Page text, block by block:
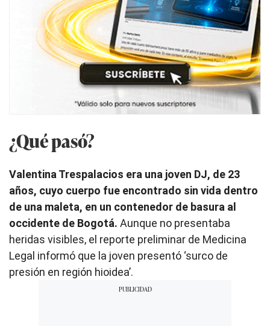
¿Qué pasó?
Valentina Trespalacios era una joven DJ, de 23
años, cuyo cuerpo fue encontrado sin vida dentro
de una maleta, en un contenedor de basura al
occidente de Bogotá. Aunque no presentaba
heridas visibles, el reporte preliminar de Medicina
Legal informó que la joven presentó ‘surco de
presión en región hioidea’.